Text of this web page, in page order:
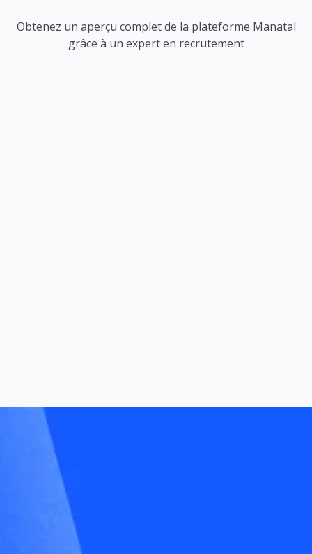
Obtenez un aperçu complet de la plateforme Manatal
grâce à un expert en recrutement